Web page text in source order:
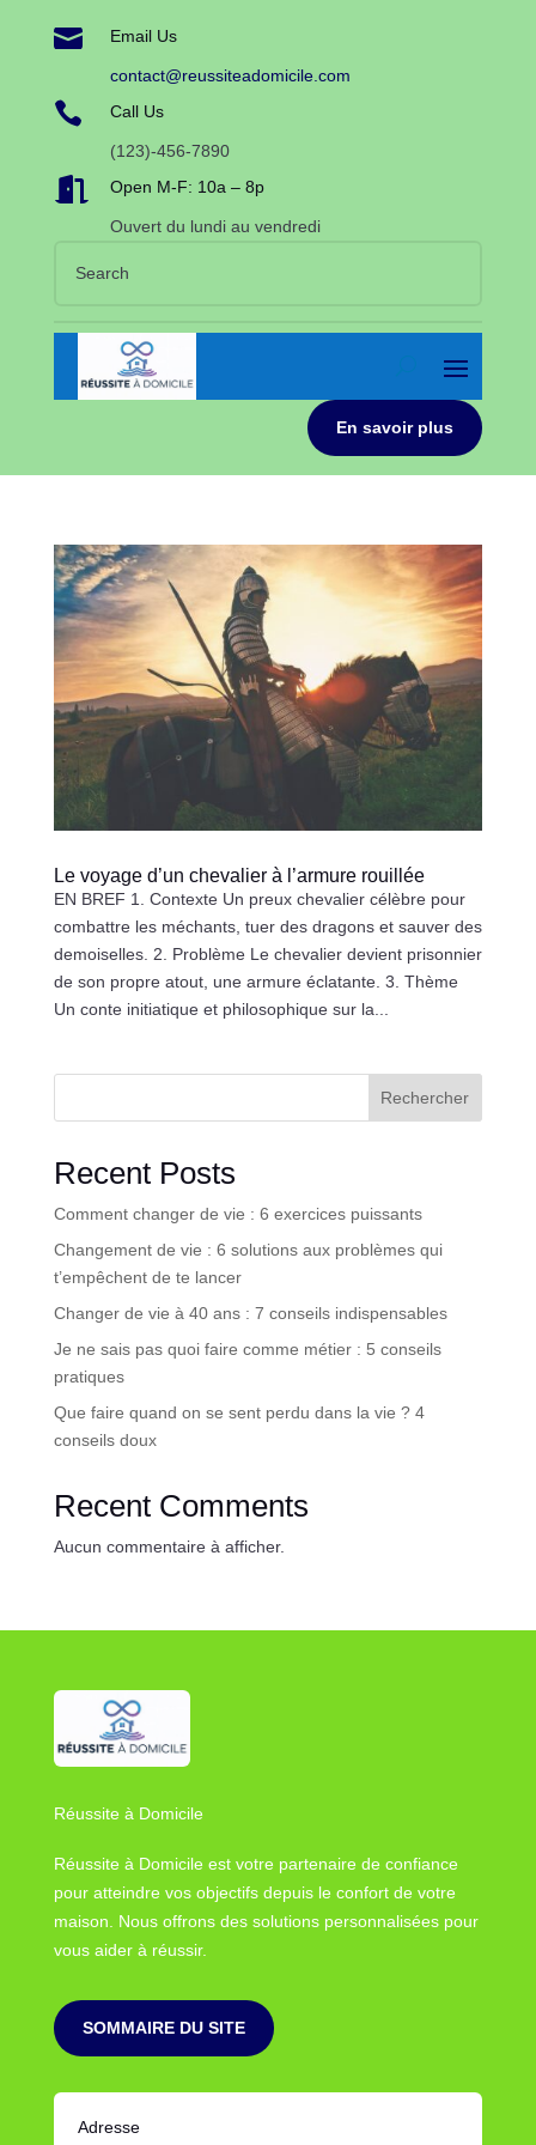
 Email Us
contact@reussiteadomicile.com
 Call Us
(123)-456-7890
 Open M-F: 10a – 8p
Ouvert du lundi au vendredi
En savoir plus
Le voyage d’un chevalier à l’armure rouillée
EN BREF 1. Contexte Un preux chevalier célèbre pour
combattre les méchants, tuer des dragons et sauver des
demoiselles. 2. Problème Le chevalier devient prisonnier
de son propre atout, une armure éclatante. 3. Thème
Un conte initiatique et philosophique sur la...
Rechercher
Recent Posts
Comment changer de vie : 6 exercices puissants
Changement de vie : 6 solutions aux problèmes qui
t’empêchent de te lancer
Changer de vie à 40 ans : 7 conseils indispensables
Je ne sais pas quoi faire comme métier : 5 conseils
pratiques
Que faire quand on se sent perdu dans la vie ? 4
conseils doux
Recent Comments
Aucun commentaire à afficher.
Réussite à Domicile
Réussite à Domicile est votre partenaire de confiance
pour atteindre vos objectifs depuis le confort de votre
maison. Nous offrons des solutions personnalisées pour
vous aider à réussir.
SOMMAIRE DU SITE
Adresse